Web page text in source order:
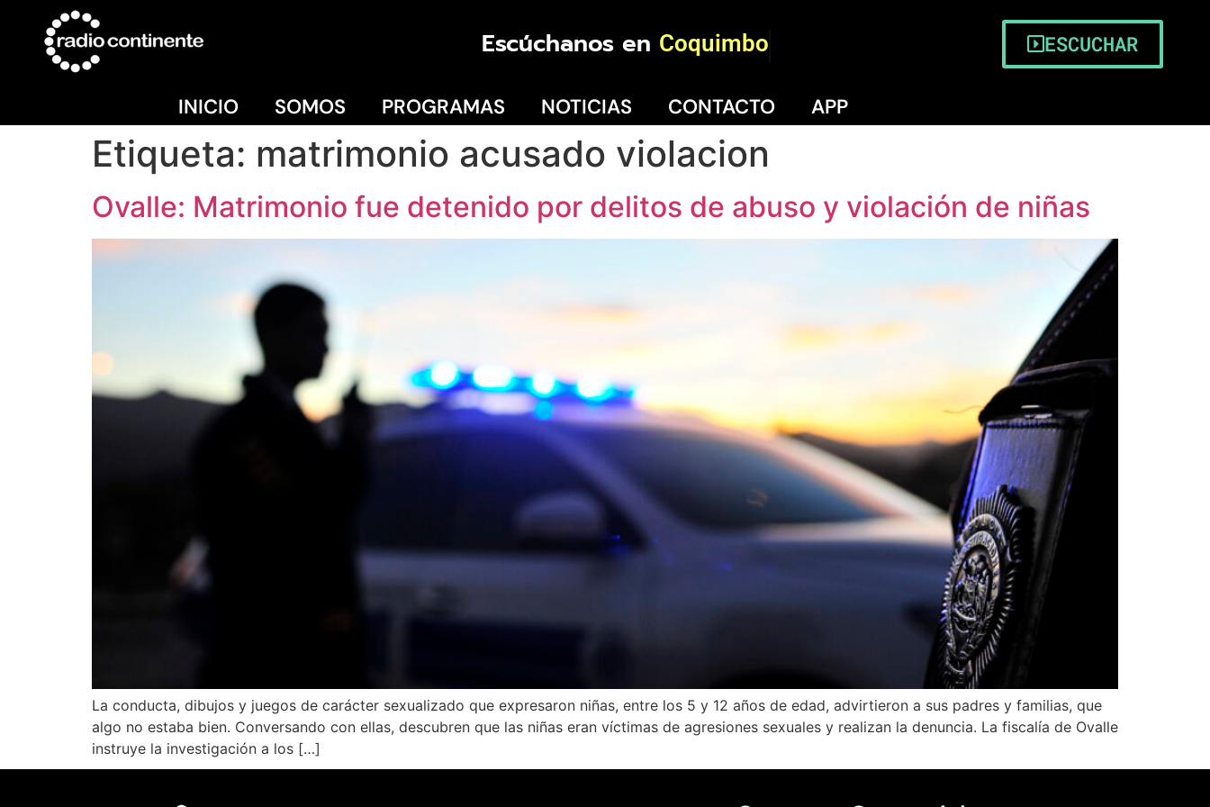
Escúchanos en Coquimbo ESCUCHAR
INICIO SOMOS PROGRAMAS NOTICIAS CONTACTO APP
Etiqueta: matrimonio acusado violacion
Ovalle: Matrimonio fue detenido por delitos de abuso y violación de niñas
La conducta, dibujos y juegos de carácter sexualizado que expresaron niñas, entre los 5 y 12 años de edad, advirtieron a sus padres y familias, que
algo no estaba bien. Conversando con ellas, descubren que las niñas eran víctimas de agresiones sexuales y realizan la denuncia. La fiscalía de Ovalle
instruye la investigación a los […]